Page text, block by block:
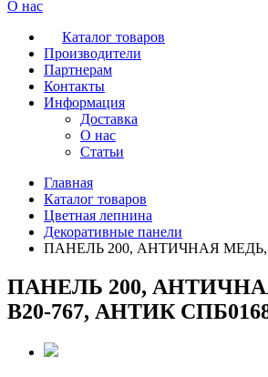
О нас
Каталог товаров
Производители
Партнерам
Контакты
Информация
Доставка
О нас
Статьи
Главная
Каталог товаров
Цветная лепнина
Декоративные панели
ПАНЕЛЬ 200, АНТИЧНАЯ МЕДЬ,
ПАНЕЛЬ 200,
B20-767, АНТИК